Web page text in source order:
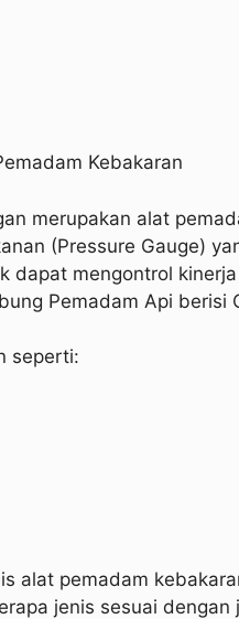
Kebakaran
merupakan alat
(Pressure Gauge)
dapat mengontrol
Pemadam Api
seperti:
alat pemadam
jenis sesuai